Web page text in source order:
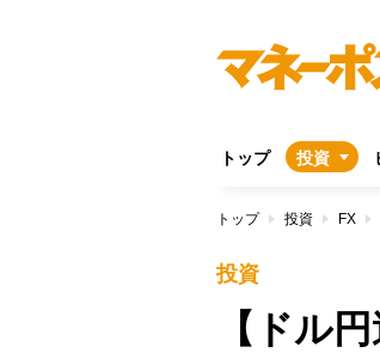
トップ 投資
トップ 投資 FX
投資
【ドル